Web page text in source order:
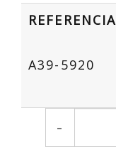
REFERENCIA
A39-5920
-